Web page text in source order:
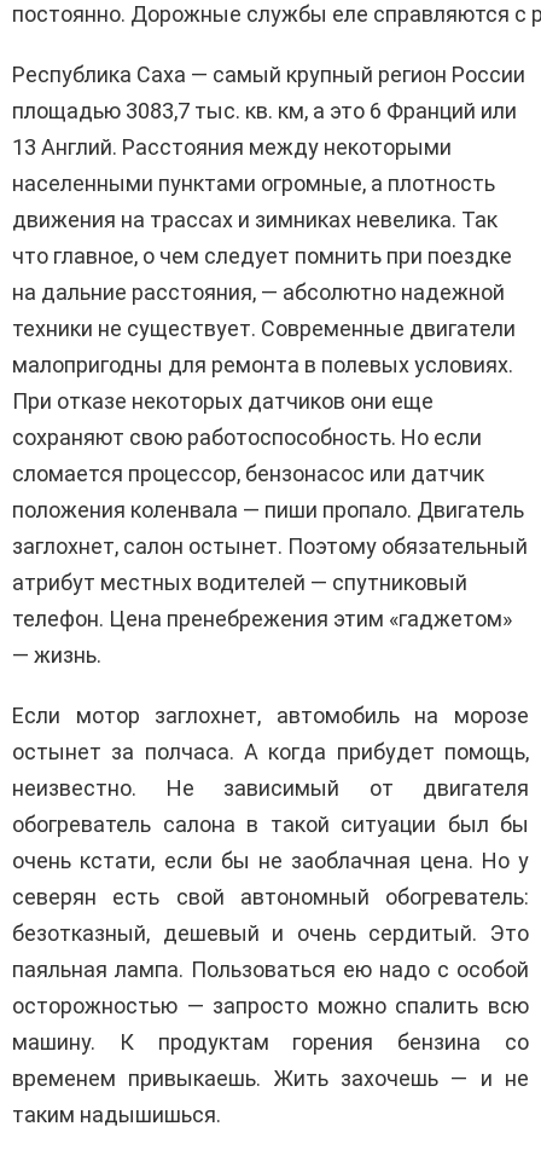
постоянно. Дорожные службы еле справляются с
Республика Саха — самый крупный регион России
площадью 3083,7 тыс. кв. км, а это 6 Франций или
13 Англий. Расстояния между некоторыми
населенными пунктами огромные, а плотность
движения на трассах и зимниках невелика. Так
что главное, о чем следует помнить при поездке
на дальние расстояния, — абсолютно надежной
техники не существует. Современные двигатели
малопригодны для ремонта в полевых условиях.
При отказе некоторых датчиков они еще
сохраняют свою работоспособность. Но если
сломается процессор, бензонасос или датчик
положения коленвала — пиши пропало. Двигатель
заглохнет, салон остынет. Поэтому обязательный
атрибут местных водителей — спутниковый
телефон. Цена пренебрежения этим «гаджетом»
— жизнь.
Если мотор заглохнет, автомобиль на морозе
остынет за полчаса. А когда прибудет помощь,
неизвестно. Не зависимый от двигателя
обогреватель салона в такой ситуации был бы
очень кстати, если бы не заоблачная цена. Но у
северян есть свой автономный обогреватель:
безотказный, дешевый и очень сердитый. Это
паяльная лампа. Пользоваться ею надо с особой
осторожностью — запросто можно спалить всю
машину. К продуктам горения бензина со
временем привыкаешь. Жить захочешь — и не
таким надышишься.